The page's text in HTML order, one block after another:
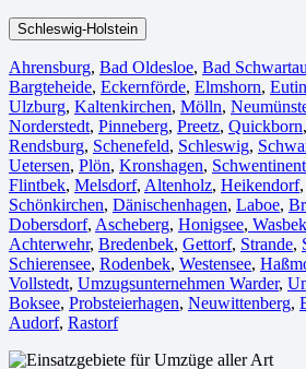
Schleswig-Holstein
Ahrensburg, Bad Oldesloe, Bad Schwartau
Bargteheide, Eckernförde, Elmshorn, Eutin
Ulzburg, Kaltenkirchen, Mölln,
Norderstedt, Pinneberg, Preetz, Quickborn,
Rendsburg, Schenefeld, Schleswig,
Uetersen, Plön, Kronshagen,
Flintbek, Melsdorf, Altenholz, Heikendorf,
Schönkirchen, Dänischenhagen, Laboe,
Dobersdorf, Ascheberg, Honigsee, Wasbek
Achterwehr, Bredenbek, Gettorf, Strande,
Schierensee, Rodenbek, Westensee,
Vollstedt, Umzugsunternehmen Warder,
Boksee, Probsteierhagen, Neuwittenberg,
Audorf, Rastorf